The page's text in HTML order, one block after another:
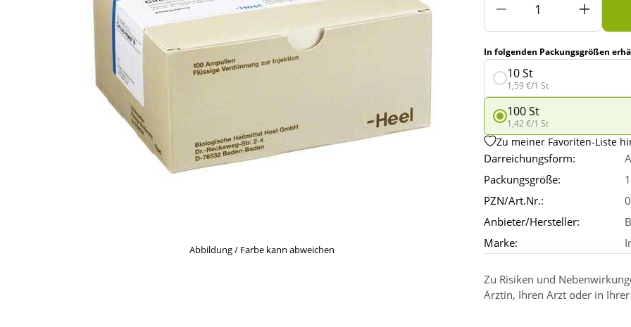
Abbildung / Farbe kann abweichen
In folgenden Packungsgrößen
10 St
1,59 €/1 St
100 St
1,42 €/1 St
Zu meiner Favoriten-Liste
Darreichungsform:
Packungsgröße:
PZN/Art.Nr.:
Anbieter/Hersteller:
Marke:
Zu Risiken und
Ärztin, Ihren Arzt oder in